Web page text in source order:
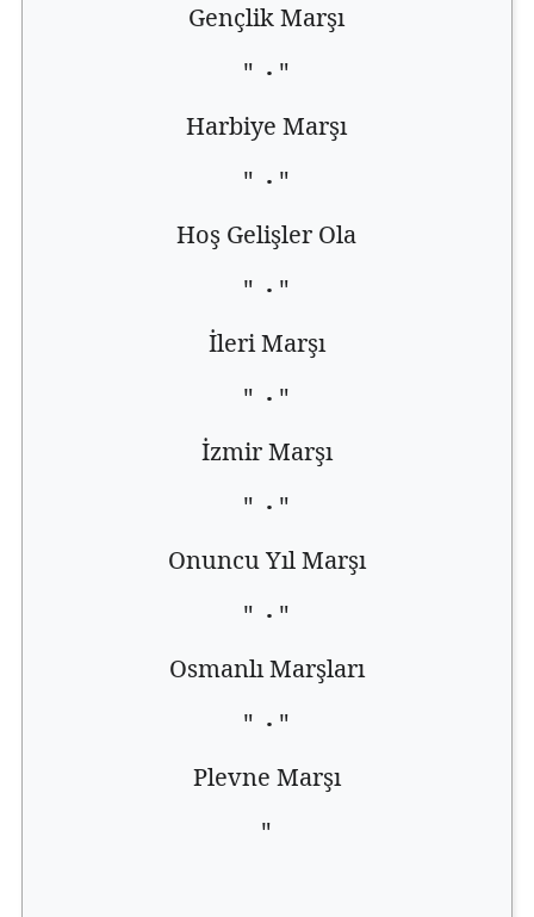
Gençlik Marşı
" · "
Harbiye Marşı
" · "
Hoş Gelişler Ola
" · "
İleri Marşı
" · "
İzmir Marşı
" · "
Onuncu Yıl Marşı
" · "
Osmanlı Marşları
" · "
Plevne Marşı
"